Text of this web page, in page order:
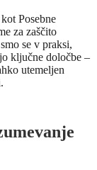
Posebne
za zaščito
se v praksi,
ključne določbe –
utemeljen